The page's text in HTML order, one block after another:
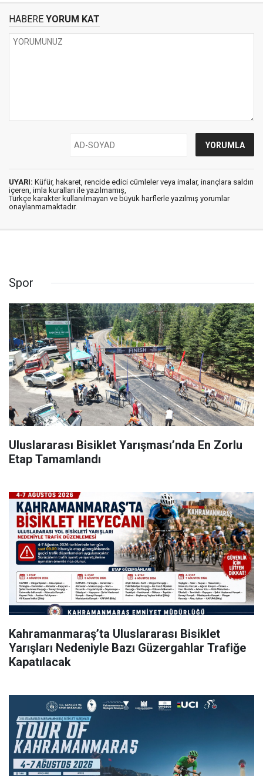
HABERE YORUM KAT
UYARI: Küfür, hakaret, rencide edici cümleler veya imalar, inançlara saldırı
içeren, imla kuralları ile yazılmamış,
Türkçe karakter kullanılmayan ve büyük harflerle yazılmış yorumlar
onaylanmamaktadır.
Spor
Uluslararası Bisiklet Yarışması’nda En Zorlu
Etap Tamamlandı
Kahramanmaraş’ta Uluslararası Bisiklet
Yarışları Nedeniyle Bazı Güzergahlar Trafiğe
Kapatılacak